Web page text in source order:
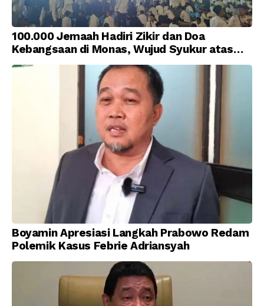
100.000 Jemaah Hadiri Zikir dan Doa
Kebangsaan di Monas, Wujud Syukur atas
Kemerdekaan Indonesia
Boyamin Apresiasi Langkah Prabowo Redam
Polemik Kasus Febrie Adriansyah